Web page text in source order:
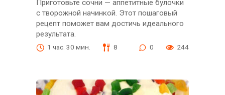
Приготовьте сочни — аппетитные булочки
с творожной начинкой. Этот пошаговый
рецепт поможет вам достичь идеального
результата.
1 час. 30 мин. 8 0 244